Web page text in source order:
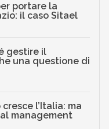
portare la
il caso Sitael
gestire il
una questione di
l’Italia: ma
management